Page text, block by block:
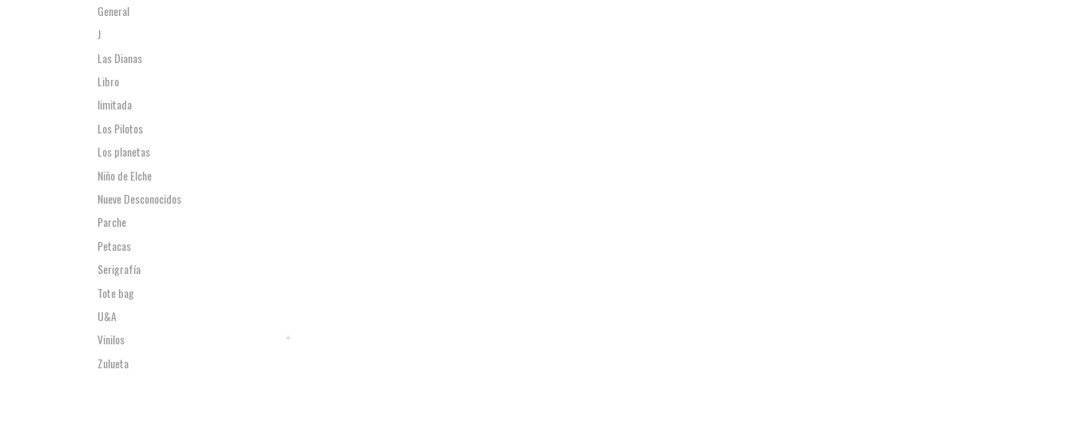
General
J
Las Dianas
Libro
limitada
Los Pilotos
Los planetas
Niño de Elche
Nueve Desconocidos
Parche
Petacas
Serigrafía
Tote bag
U&A
Vinilos
Zulueta